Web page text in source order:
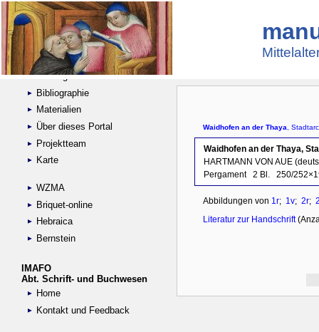
Suche
Handschriftensammlungen
Digitalisierte Handschriften
Kataloge
Bibliographie
Materialien
Über dieses Portal
Projektteam
Karte
WZMA
Briquet-online
Hebraica
Bernstein
IMAFO
Abt. Schrift- und Buchwesen
Home
Kontakt und Feedback